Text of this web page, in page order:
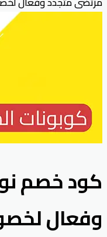
كود خصم
وفعال